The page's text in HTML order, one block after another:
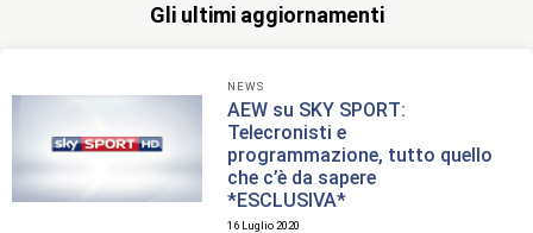
Gli ultimi aggiornamenti
NEWS
AEW su SKY SPORT:
Telecronisti e
programmazione, tutto quello
che c’è da sapere
*ESCLUSIVA*
16 Luglio 2020